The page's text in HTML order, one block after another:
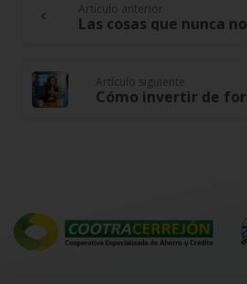
Continue
Reading
Artículo anterior
Artículo siguiente